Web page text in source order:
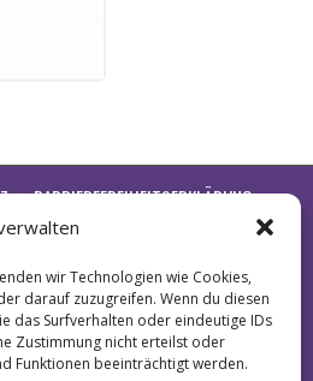
wir Technologien wie Cookies,
darauf zuzugreifen. Wenn du diesen
das Surfverhalten oder eindeutige IDs
Zustimmung nicht erteilst oder
Funktionen beeinträchtigt werden.
BARRIEREFREIHEITSERKLÄRUNG